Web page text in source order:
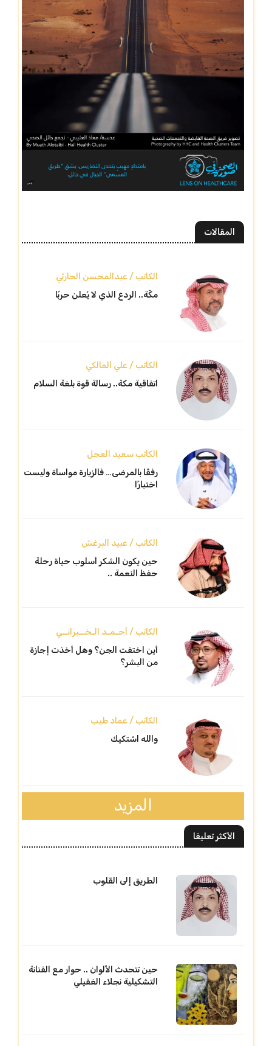
المقالات
الكاتب / عبدالمحسن الحارثي
مكّة.. الردع الذي لا يُعلن حربًا
الكاتب / علي المالكي
اتفاقية مكة.. رسالة قوة بلغة السلام
الكاتب سعيد العجل
رفقًا بالمرضى… فالزيارة مواساة وليست
اختبارًا
الكاتب / عبيد البرغش
حين يكون الشكر أسلوب حياة رحلة
حفظ النعمة ..
الكاتب / أحـمـد الـخــبرانــي
أين اختفت الجن؟ وهل أخذت إجازة
من البشر؟
الكاتب / عماد طيب
والله اشتكيك
المزيد
الأكثر تعليقا
الطريق إلى القلوب
حين تتحدث الألوان .. حوار مع الفنانة
التشكيلية نجلاء الغفيلي